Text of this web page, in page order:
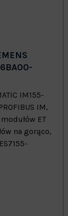
IM155-
IM,
ET
na gorąco,